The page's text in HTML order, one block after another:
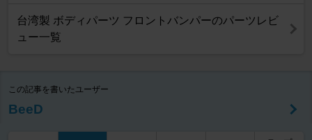
台湾製 ボディパーツ フロントバンパーのパーツレビ
ュー一覧
この記事を書いたユーザー
BeeD